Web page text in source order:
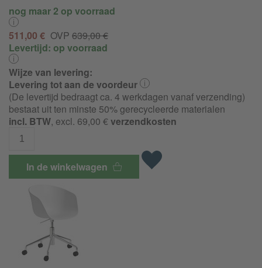
nog maar 2 op voorraad
511,00 € OVP 639,00 €
Levertijd: op voorraad
Wijze van levering:
Levering tot aan de voordeur
(De levertijd bedraagt ca. 4 werkdagen vanaf verzending)
bestaat uit ten minste 50% gerecycleerde materialen
incl. BTW, excl. 69,00 €verzendkosten
In de winkelwagen